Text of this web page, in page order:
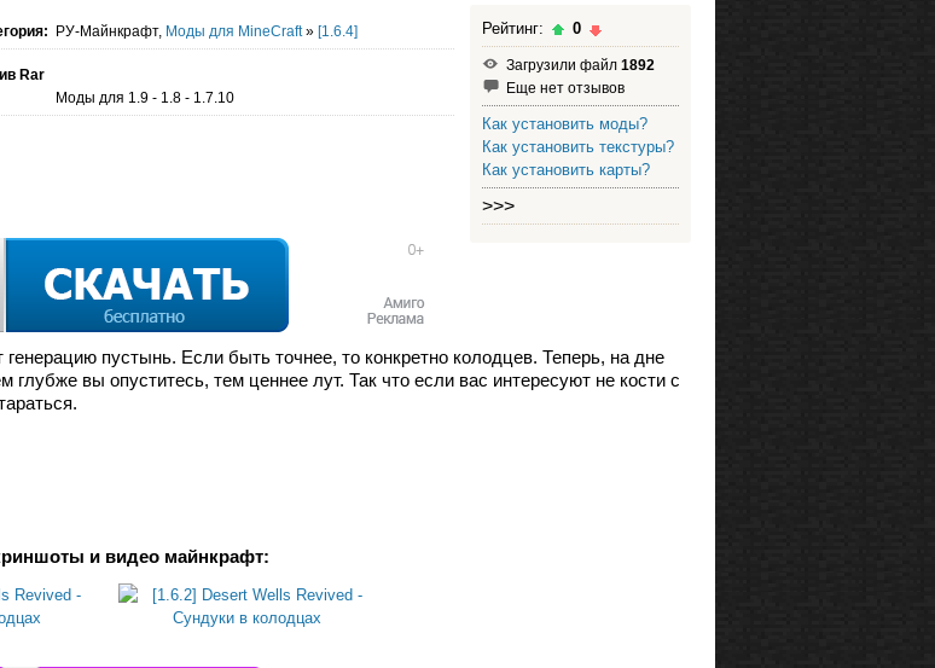
РУ-Майнкрафт, Моды для MineCraft» [1.6.4]
Rar
Моды для 1.9 - 1.8 - 1.7.10
Рейтинг: 0
Загрузили файл 1892
Еще нет отзывов
Как установить моды?
Как установить текстуры?
Как установить карты?
>>>
генерацию пустынь. Если быть точнее, то конкретно колодцев. Теперь, на дне
вы опуститесь, тем ценнее лут. Так что если вас интересуют не кости с
и видео майнкрафт: